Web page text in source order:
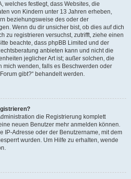
welches festlegt, dass Websites, die
von Kindern unter 13 Jahren erheben,
beziehungsweise des oder der
Wenn du dir unsicher bist, ob dies auf dich
zu registrieren versuchst, zutrifft, ziehe einen
beachte, dass phpBB Limited und der
anbieten kann und nicht die
jeglicher Art ist; außer solchen, die
mich wenden, falls es Beschwerden oder
gibt?“ behandelt werden.
die Registrierung komplett
neuen Benutzer mehr anmelden können.
IP-Adresse oder der Benutzername, mit dem
wurden. Um Hilfe zu erhalten, wende